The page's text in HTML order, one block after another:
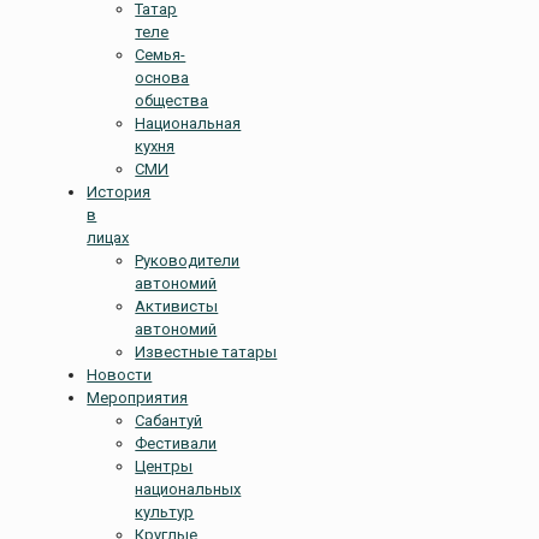
Татар
теле
Семья-
основа
общества
Национальная
кухня
СМИ
История
в
лицах
Руководители
автономий
Активисты
автономий
Известные татары
Новости
Мероприятия
Сабантуй
Фестивали
Центры
национальных
культур
Круглые